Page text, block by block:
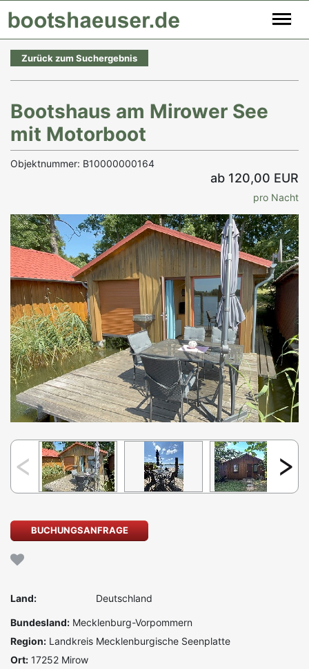
Zurück zum Suchergebnis
Bootshaus am Mirower See
mit Motorboot
Objektnummer: B10000000164
ab 120,00 EUR
pro Nacht
BUCHUNGSANFRAGE
Land: Deutschland
Bundesland: Mecklenburg-Vorpommern
Region: Landkreis Mecklenburgische Seenplatte
Ort: 17252 Mirow